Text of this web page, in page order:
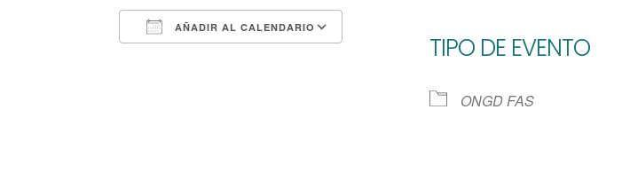
AÑADIR AL CALENDARIO
Google Calendar iCalendar
TIPO DE EVENTO
ONGD FAS